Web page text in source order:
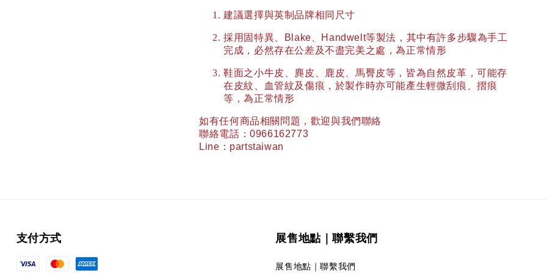
建議選擇與英制品牌相同尺寸
採用固特異、 Blake Handwelt等製法，其中有許多步驟為手工
完成，必然存在公差及不盡完美之處，為正常情形
鞋面之小牛皮、麂皮、鹿皮、馬臀皮等，皆為自然皮革，可能存
在皮紋、血管紋及傷痕，於製作時亦可能產生輕微刮痕、摺痕
等，為正常情形
如有任何商品相關問題，歡迎與我們聯絡
聯絡電話：0966162773
Line ： partstaiwan
支付方式 展售地點｜聯繫我們
展售地點｜聯繫我們